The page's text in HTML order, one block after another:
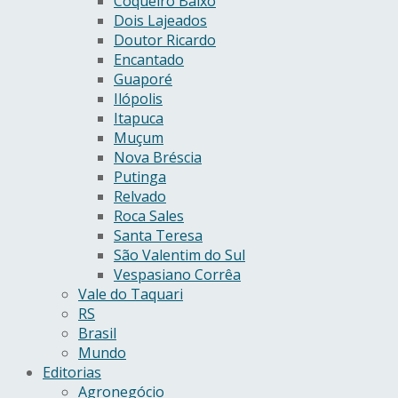
Dois Lajeados
Doutor Ricardo
Encantado
Guaporé
Ilópolis
Itapuca
Muçum
Nova Bréscia
Putinga
Relvado
Roca Sales
Santa Teresa
São Valentim do Sul
Vespasiano Corrêa
Vale do Taquari
RS
Brasil
Mundo
Editorias
Agronegócio